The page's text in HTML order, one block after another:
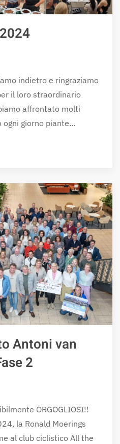
indietro e ringraziamo
il loro straordinario
affrontato molti
ogni giorno piante…
Antoni van
2
ORGOGLIOSI!!
la Ronald Moerings
al club ciclistico All the